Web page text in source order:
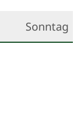
Sonntag